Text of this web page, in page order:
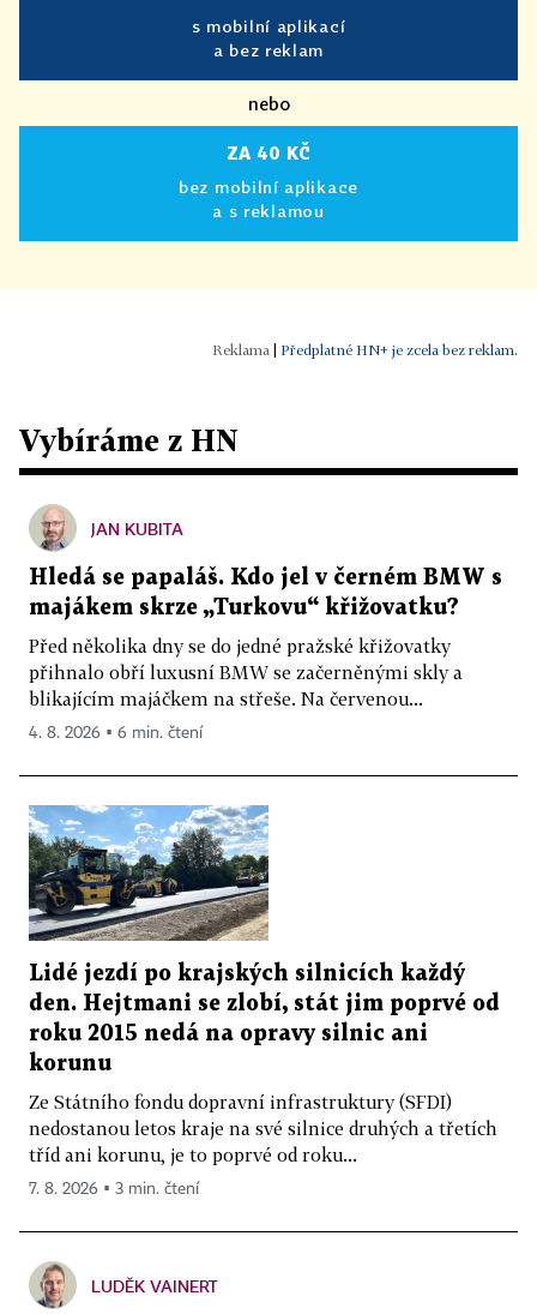
s mobilní aplikací
a bez reklam
nebo
ZA 40 KČ
bez mobilní aplikace
a s reklamou
Předplatné HN+ je zcela bez reklam.
Vybíráme z HN
JAN KUBITA
Hledá se papaláš. Kdo jel v černém BMW s
majákem skrze „Turkovu“ křižovatku?
Před několika dny se do jedné pražské křižovatky
přihnalo obří luxusní BMW se začerněnými skly a
blikajícím majáčkem na střeše. Na červenou...
4. 8. 2026 ▪ 6 min. čtení
Lidé jezdí po krajských silnicích každý
den. Hejtmani se zlobí, stát jim poprvé od
roku 2015 nedá na opravy silnic ani
korunu
Ze Státního fondu dopravní infrastruktury (SFDI)
nedostanou letos kraje na své silnice druhých a třetích
tříd ani korunu, je to poprvé od roku...
7. 8. 2026 ▪ 3 min. čtení
LUDĚK VAINERT